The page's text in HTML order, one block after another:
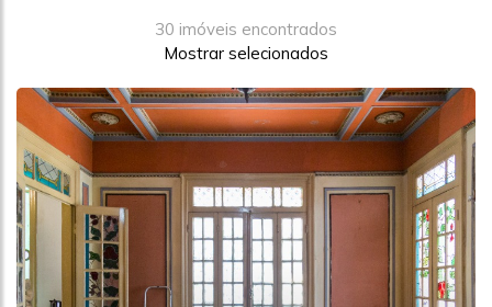
30 imóveis encontrados
Mostrar selecionados